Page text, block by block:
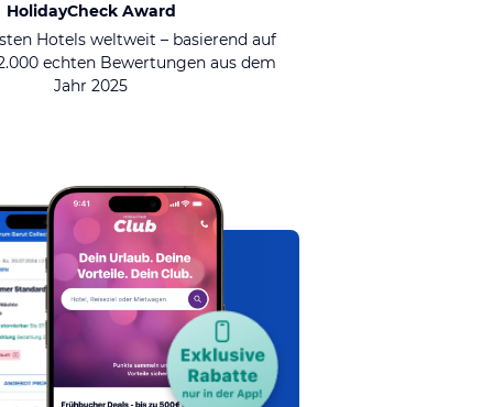
HolidayCheck Award
Hotels weltweit – basierend auf
echten Bewertungen aus dem
Jahr 2025